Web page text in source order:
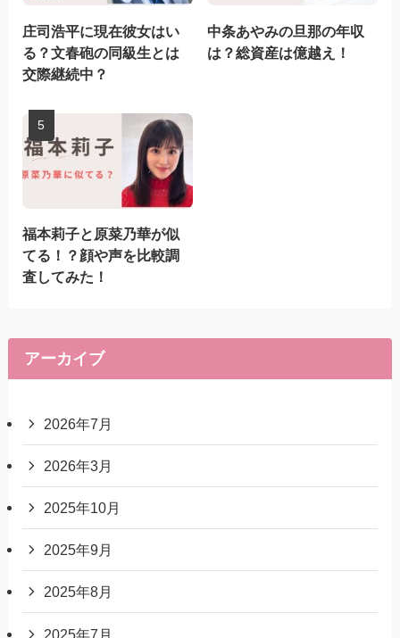
庄司浩平に現在彼女はい
る？文春砲の同級生とは
交際継続中？
中条あやみの旦那の年収
は？総資産は億越え！
福本莉子と原菜乃華が似
てる！？顔や声を比較調
査してみた！
アーカイブ
2026年7月
2026年3月
2025年10月
2025年9月
2025年8月
2025年7月